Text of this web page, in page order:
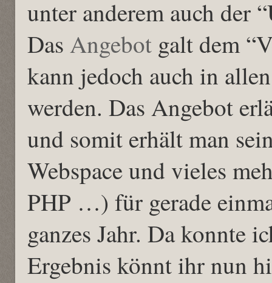
unter anderem auch der
Das Angebot galt dem
kann jedoch auch in
werden. Das Angebot
und somit erhält man
Webspace und vieles
PHP …) für gerade
ganzes Jahr. Da konnte
Ergebnis könnt ihr nun